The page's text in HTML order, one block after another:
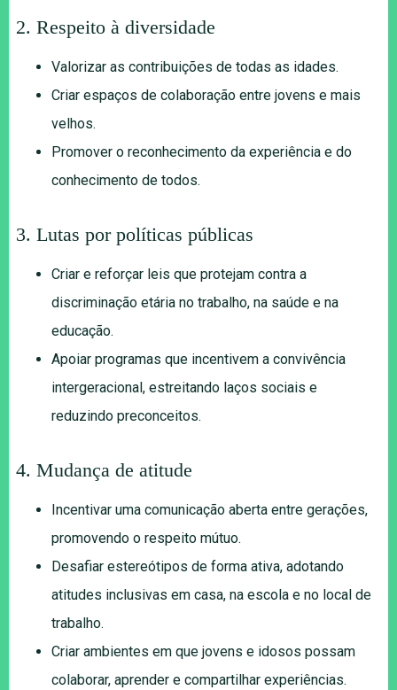
2. Respeito à diversidade
Valorizar as contribuições de todas as idades.
Criar espaços de colaboração entre jovens e mais
velhos.
Promover o reconhecimento da experiência e do
conhecimento de todos.
3. Lutas por políticas públicas
Criar e reforçar leis que protejam contra a
discriminação etária no trabalho, na saúde e na
educação.
Apoiar programas que incentivem a convivência
intergeracional, estreitando laços sociais e
reduzindo preconceitos.
4. Mudança de atitude
Incentivar uma comunicação aberta entre gerações,
promovendo o respeito mútuo.
Desafiar estereótipos de forma ativa, adotando
atitudes inclusivas em casa, na escola e no local de
trabalho.
Criar ambientes em que jovens e idosos possam
colaborar, aprender e compartilhar experiências.